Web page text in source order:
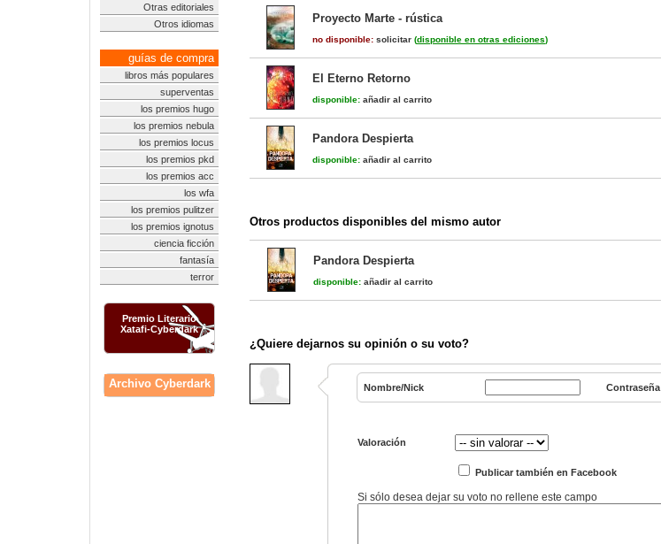
Otras editoriales
Otros idiomas
guías de compra
libros más populares
superventas
los premios hugo
los premios nebula
los premios locus
los premios pkd
los premios acc
los wfa
los premios pulitzer
los premios ignotus
ciencia ficción
fantasía
terror
Premio Literario
Xatafi-Cyberdark
Archivo Cyberdark
Proyecto Marte - rústica
no disponible: solicitar (disponible en otras ediciones)
El Eterno Retorno
disponible: añadir al carrito
Pandora Despierta
disponible: añadir al carrito
Otros productos disponibles del mismo autor
Pandora Despierta
disponible: añadir al carrito
¿Quiere dejarnos su opinión o su voto?
Nombre/Nick Contraseña
Valoración
Publicar también en Facebook
Si sólo desea dejar su voto no rellene este campo